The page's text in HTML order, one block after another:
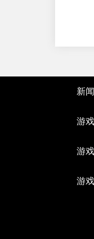
新
游
游
游